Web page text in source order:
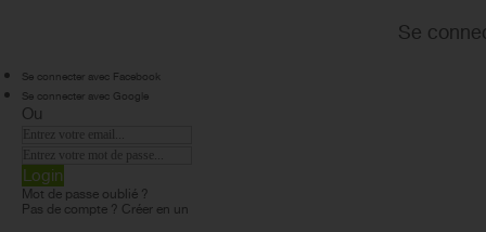
Se
Se connecter avec Facebook
Se connecter avec Google
Ou
Login
Mot de passe oublié ?
Pas de compte ? Créer en un